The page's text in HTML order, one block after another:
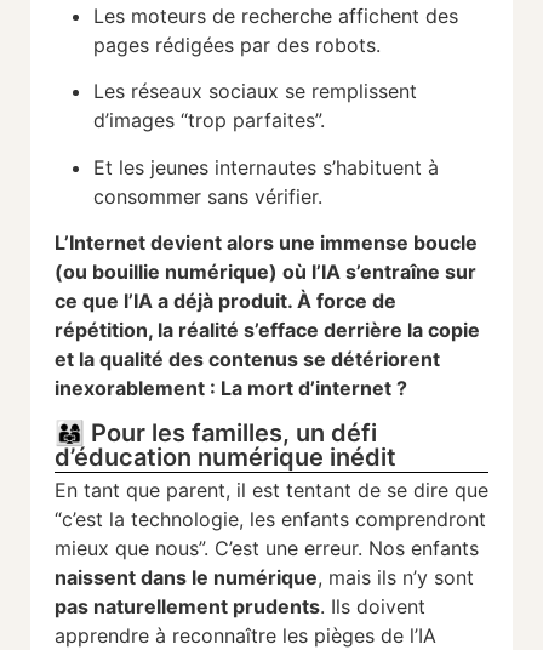
Les moteurs de recherche affichent des
pages rédigées par des robots.
Les réseaux sociaux se remplissent
d’images “trop parfaites”.
Et les jeunes internautes s’habituent à
consommer sans vérifier.
L’Internet devient alors une immense boucle
(ou bouillie numérique) où l’IA s’entraîne sur
ce que l’IA a déjà produit. À force de
répétition, la réalité s’efface derrière la copie
et la qualité des contenus se détériorent
inexorablement : La mort d’internet ?
👨‍👩‍👧 Pour les familles, un défi
d’éducation numérique inédit
En tant que parent, il est tentant de se dire que
“c’est la technologie, les enfants comprendront
mieux que nous”. C’est une erreur. Nos enfants
naissent dans le numérique, mais ils n’y sont
pas naturellement prudents. Ils doivent
apprendre à reconnaître les pièges de l’IA